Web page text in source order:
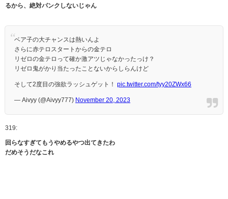
るから、絶対パンクしないじゃん
ベア子の大チャンスは熱いんよ
さらに赤テロスタートからの金テロ
リゼロの金テロって確か激アツじゃなかったっけ？
リゼロ鬼がかり当たったことないからしらんけど
そして2度目の強欲ラッシュゲット！ pic.twitter.com/tyy20ZWx66
— Aivyy (@Aivyy777) November 20, 2023
319:
回らなすぎてもうやめるやつ出てきたわ
だめそうだなこれ